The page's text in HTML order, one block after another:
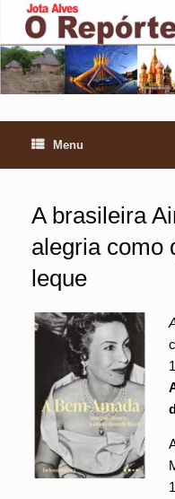
content
Menu
A brasileira
alegria como
leque